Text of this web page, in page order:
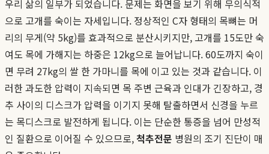
우리 삶의 일부가 되었습니다. 문제는 화면을 보기 위해 무의식적
으로 고개를 숙이는 자세입니다. 정상적인 C자 형태의 목뼈는 머
리의 무게(약 5kg)를 효과적으로 분산시키지만, 고개를 15도만 숙
여도 목에 가해지는 하중은 12kg으로 늘어납니다. 60도까지 숙이
면 무려 27kg의 쌀 한 가마니를 목에 이고 있는 것과 같습니다. 이
러한 과도한 압력이 지속되면 목 주변 근육과 인대가 긴장하고, 경
추 사이의 디스크가 압력을 이기지 못해 탈출하면서 신경을 누르
는 목디스크로 발전하게 됩니다. 이는 단순한 통증을 넘어 만성적
인 질환으로 이어질 수 있으므로,척추전문 병원의 조기 진단이 매